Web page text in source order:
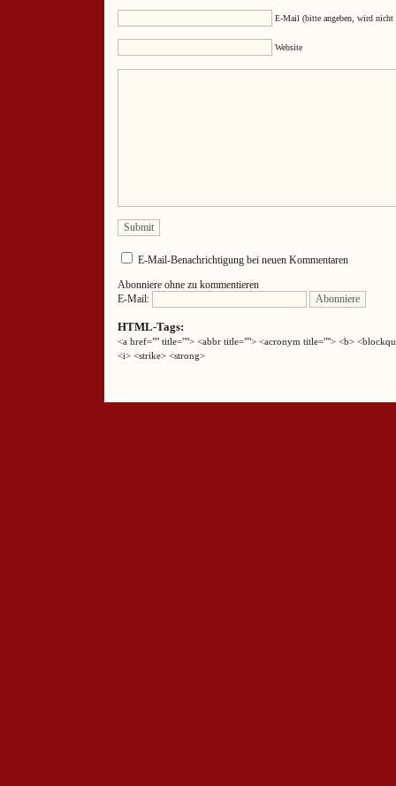
E-Mail (bitte angeben, wird nicht
Website
E-Mail-Benachrichtigung bei neuen Kommentaren
Abonniere ohne zu kommentieren
E-Mail:
HTML-Tags:
<a href="" title=""> <abbr title=""> <acronym title=""> <b>
<i> <strike> <strong>